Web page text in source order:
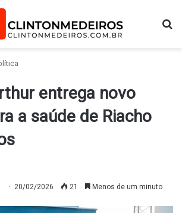
entrega novo
a saúde de Riacho
20/02/2026 21 Menos de um minuto